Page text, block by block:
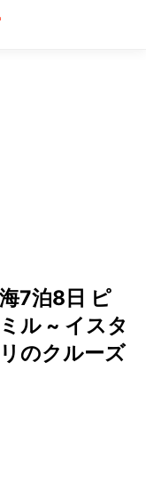
7泊8日 ピ
ル ~ イスタ
のクルーズ